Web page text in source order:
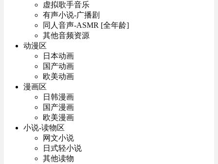
虚拟歌手音乐
有声小说-广播剧
同人音声-ASMR [全年龄]
其他音频资源
动漫区
日本动画
国产动画
欧美动画
漫画区
日韩漫画
国产漫画
欧美漫画
小说-读物区
网文小说
日式轻小说
其他读物